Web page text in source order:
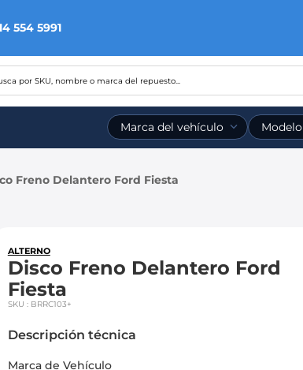
554 5991
por SKU, nombre o marca del repuesto...
Marca del vehículo Modelo
Freno Delantero Ford Fiesta
ALTERNO
Disco Freno Delantero Ford
Fiesta
SKU : BRRC103+
Descripción técnica
Marca de Vehículo